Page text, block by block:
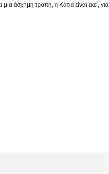
άσχημη τροπή, η Κάτια είναι εκεί, για